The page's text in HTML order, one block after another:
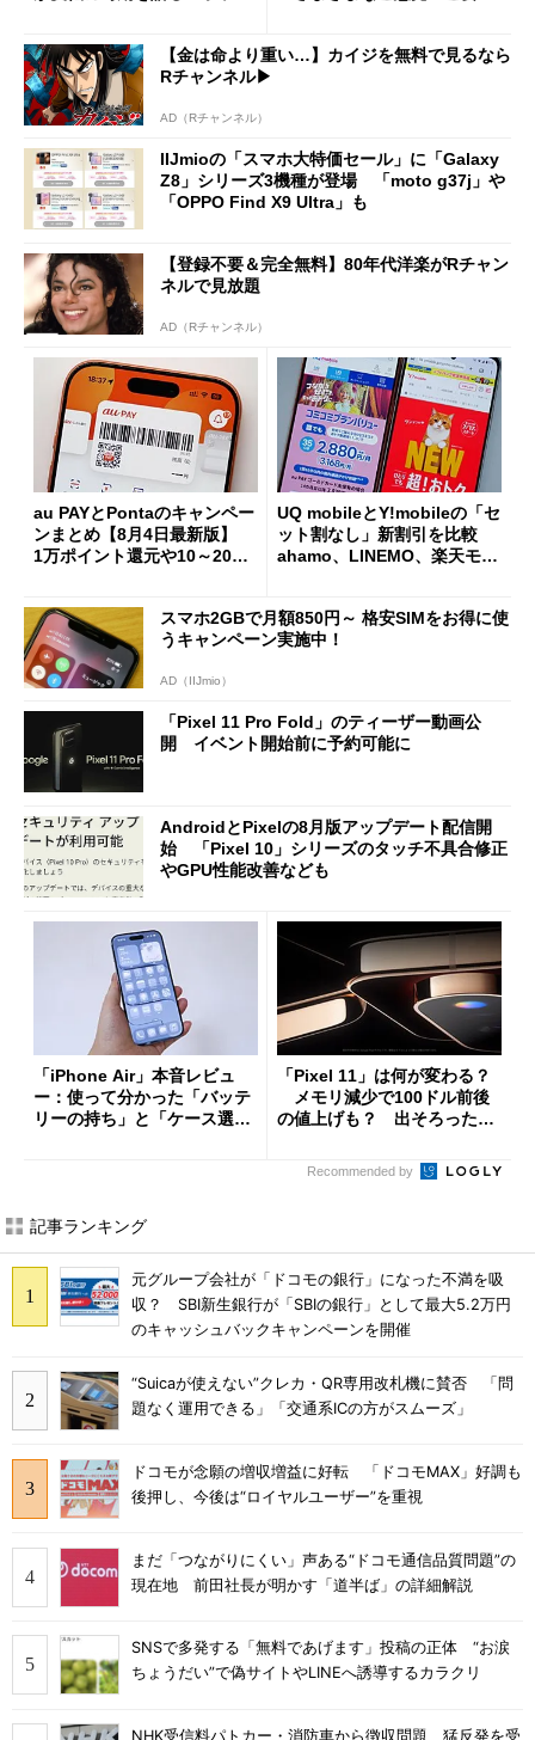
【金は命より重い…】カイジを無料で見るなら
Rチャンネル▶︎
AD（Rチャンネル）
IIJmioの「スマホ大特価セール」に「Galaxy
Z8」シリーズ3機種が登場 「moto g37j」や
「OPPO Find X9 Ultra」も
【登録不要＆完全無料】80年代洋楽がRチャン
ネルで見放題
AD（Rチャンネル）
au PAYとPontaのキャンペー
ンまとめ【8月4日最新版】
1万ポイント還元や10～20％
UQ mobileとY!mobileの「セ
ット割なし」新割引を比較
ahamo、LINEMO、楽天モバ
スマホ2GBで月額850円～ 格安SIMをお得に使
うキャンペーン実施中！
AD（IIJmio）
「Pixel 11 Pro Fold」のティーザー動画公
開 イベント開始前に予約可能に
AndroidとPixelの8月版アップデート配信開
始 「Pixel 10」シリーズのタッチ不具合修正
やGPU性能改善なども
「iPhone Air」本音レビュ
ー：使って分かった「バッテ
リーの持ち」と「ケース選
「Pixel 11」は何が変わる？
メモリ減少で100ドル前後
の値上げも？ 出そろったう
Recommended by
記事ランキング
元グループ会社が「ドコモの銀行」になった不満を吸
収？ SBI新生銀行が「SBIの銀行」として最大5.2万円
のキャッシュバックキャンペーンを開催
“Suicaが使えない”クレカ・QR専用改札機に賛否 「問
題なく運用できる」「交通系ICの方がスムーズ」
ドコモが念願の増収増益に好転 「ドコモMAX」好調も
後押し、今後は“ロイヤルユーザー”を重視
まだ「つながりにくい」声ある“ドコモ通信品質問題”の
現在地 前田社長が明かす「道半ば」の詳細解説
SNSで多発する「無料であげます」投稿の正体 “お涙
ちょうだい”で偽サイトやLINEへ誘導するカラクリ
NHK受信料パトカー・消防車から徴収問題、猛反発を受